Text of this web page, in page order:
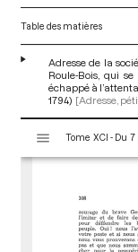
Table des matières
Adresse de la
Roule-Bois, qui
échappé à
1794) [Adresse,
s